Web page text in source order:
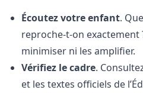
Écoutez votre enfant.
reproche-t-on exactement
minimiser ni les amplifier.
Vérifiez le cadre.
et les textes officiels de